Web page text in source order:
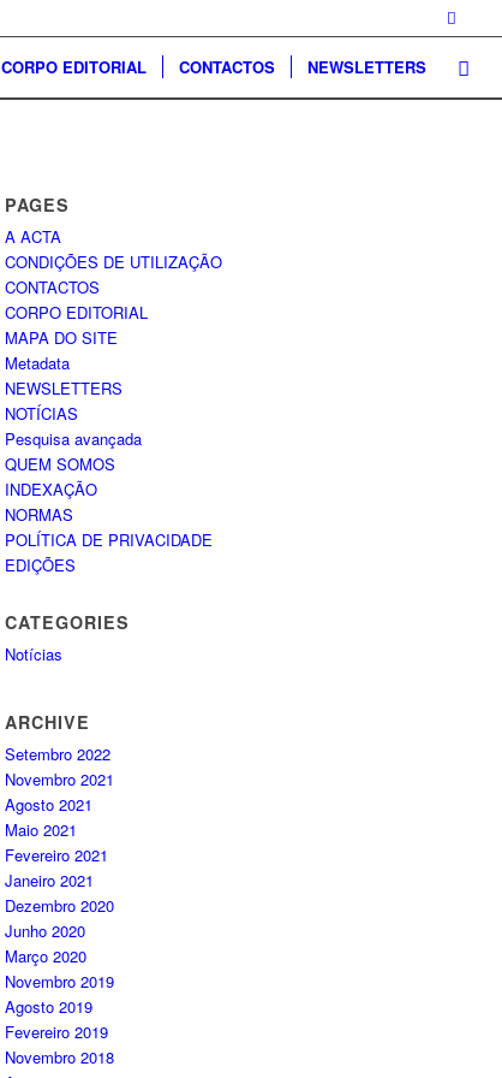
CORPO EDITORIAL CONTACTOS NEWSLETTERS
PAGES
A ACTA
CONDIÇÕES DE UTILIZAÇÃO
CONTACTOS
CORPO EDITORIAL
MAPA DO SITE
Metadata
NEWSLETTERS
NOTÍCIAS
Pesquisa avançada
QUEM SOMOS
INDEXAÇÃO
NORMAS
POLÍTICA DE PRIVACIDADE
EDIÇÕES
CATEGORIES
Notícias
ARCHIVE
Setembro 2022
Novembro 2021
Agosto 2021
Maio 2021
Fevereiro 2021
Janeiro 2021
Dezembro 2020
Junho 2020
Março 2020
Novembro 2019
Agosto 2019
Fevereiro 2019
Novembro 2018